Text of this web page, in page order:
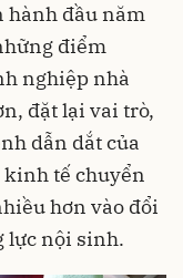
hành đầu năm
điểm
nghiệp nhà
đặt lại vai trò,
dẫn dắt của
tế chuyển
hơn vào đổi
lực nội sinh.